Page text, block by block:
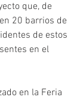
que, de
20 barrios de
de estos
en el
en la Feria